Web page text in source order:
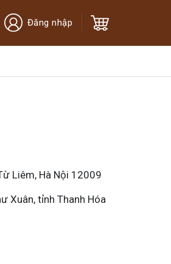
Đăng nhập
Liêm, Hà Nội 12009
Xuân, tỉnh Thanh Hóa